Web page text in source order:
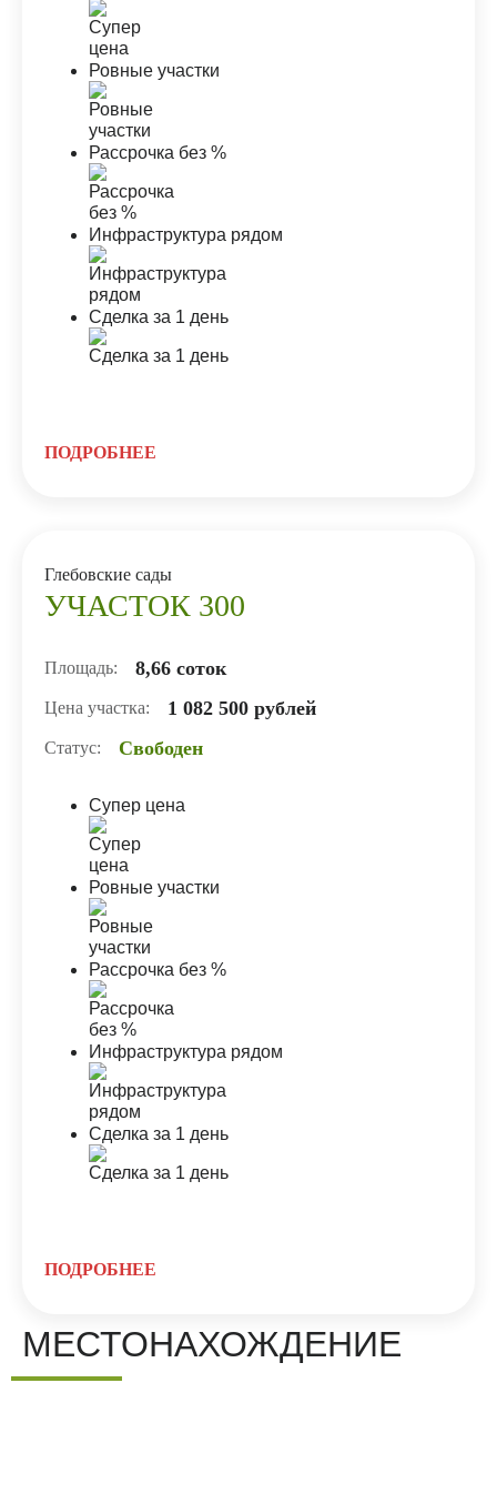
Ровные участки
Рассрочка без %
Инфраструктура рядом
Сделка за 1 день
ПОДРОБНЕЕ
Глебовские сады
УЧАСТОК 300
Площадь: 8,66 соток
Цена участка: 1 082 500 рублей
Статус: Свободен
Супер цена
Ровные участки
Рассрочка без %
Инфраструктура рядом
Сделка за 1 день
ПОДРОБНЕЕ
МЕСТОНАХОЖДЕНИЕ